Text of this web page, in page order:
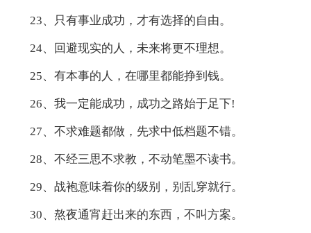
23、只有事业成功，才有选择的自由。
24、回避现实的人，未来将更不理想。
25、有本事的人，在哪里都能挣到钱。
26、我一定能成功，成功之路始于足下!
27、不求难题都做，先求中低档题不错。
28、不经三思不求教，不动笔墨不读书。
29、战袍意味着你的级别，别乱穿就行。
30、熬夜通宵赶出来的东西，不叫方案。